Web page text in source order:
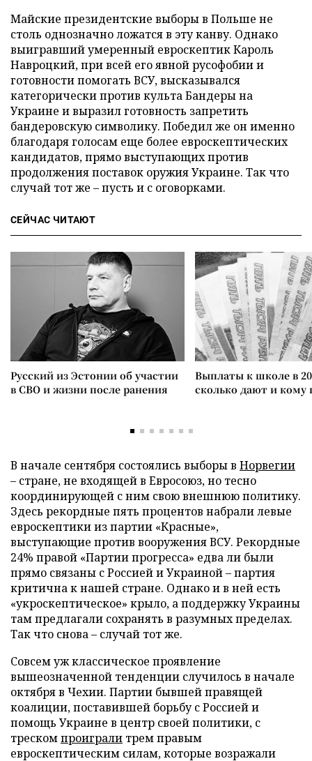
Майские президентские выборы в Польше не
столь однозначно ложатся в эту канву. Однако
выигравший умеренный евроскептик Кароль
Навроцкий, при всей его явной русофобии и
готовности помогать ВСУ, высказывался
категорически против культа Бандеры на
Украине и выразил готовность запретить
бандеровскую символику. Победил же он именно
благодаря голосам еще более евроскептических
кандидатов, прямо выступающих против
продолжения поставок оружия Украине. Так что
случай тот же – пусть и с оговорками.
СЕЙЧАС ЧИТАЮТ
Русский из Эстонии об участии
в СВО и жизни после ранения
Выплаты к школе в
сколько дают и
В начале сентября состоялись выборы в Норвегии
– стране, не входящей в Евросоюз, но тесно
координирующей с ним свою внешнюю политику.
Здесь рекордные пять процентов набрали левые
евроскептики из партии «Красные»,
выступающие против вооружения ВСУ. Рекордные
24% правой «Партии прогресса» едва ли были
прямо связаны с Россией и Украиной – партия
критична к нашей стране. Однако и в ней есть
«укроскептическое» крыло, а поддержку Украины
там предлагали сохранять в разумных пределах.
Так что снова – случай тот же.
Совсем уж классическое проявление
вышеозначенной тенденции случилось в начале
октября в Чехии. Партии бывшей правящей
коалиции, поставившей борьбу с Россией и
помощь Украине в центр своей политики, с
трескомпроиграли трем правым
евроскептическим силам, которые возражали